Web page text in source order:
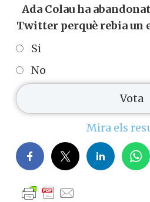
Ada Colau ha
Twitter perquè rebia un
Si
No
Mira els